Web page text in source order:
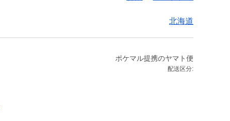
北海道
ポケマル提携のヤマト便
配送区分: